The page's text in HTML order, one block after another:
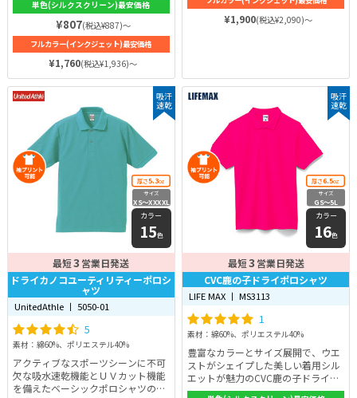
単色(シルクスクリーン)最安価格
¥807(税込¥887)～
フルカラー(インクジェット)最安価格
¥1,760(税込¥1,936)～
¥1,900(税込¥2,090)～
吸汗
速乾
厚さ5.3oz
サイズ
XS〜XXXXL
カラー
15色
最短3 営業日発送
ドライカノコユーティリティーポロシ
ャツ
UnitedAthle 丨 5050-01
5
素材：綿60%、ポリエステル40%
アクティブなスポーツシーンに不可
欠な吸水速乾機能とＵＶカット機能
を備えたベーシックポロシャツの代
吸汗
速乾
厚さ6.5oz
サイズ
GS〜5L
カラー
16色
最短3 営業日発送
CVC鹿の子ドライポロシャツ
LIFE MAX 丨 MS3113
1
素材：綿60%、ポリエステル40%
豊富なカラーとサイズ展開で、ウエ
ストがシェイプした美しい着用シル
エットが魅力のCVC鹿の子ドライポ
ロシャツ！